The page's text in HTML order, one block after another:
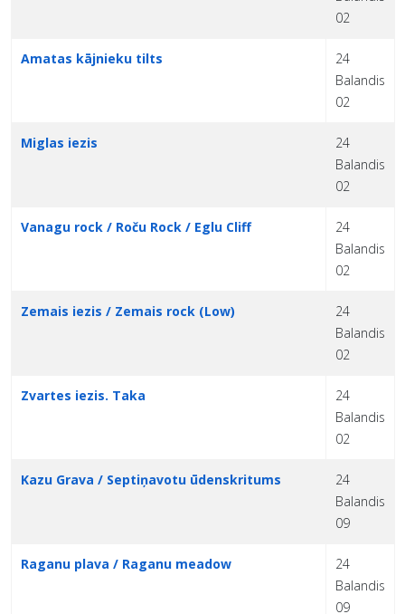
02
Amatas kājnieku tilts
24
Balandis
02
Miglas iezis
24
Balandis
02
Vanagu rock / Roču Rock / Eglu Cliff
24
Balandis
02
Zemais iezis / Zemais rock (Low)
24
Balandis
02
Zvartes iezis. Taka
24
Balandis
02
Kazu Grava / Septiņavotu ūdenskritums
24
Balandis
09
Raganu plava / Raganu meadow
24
Balandis
09